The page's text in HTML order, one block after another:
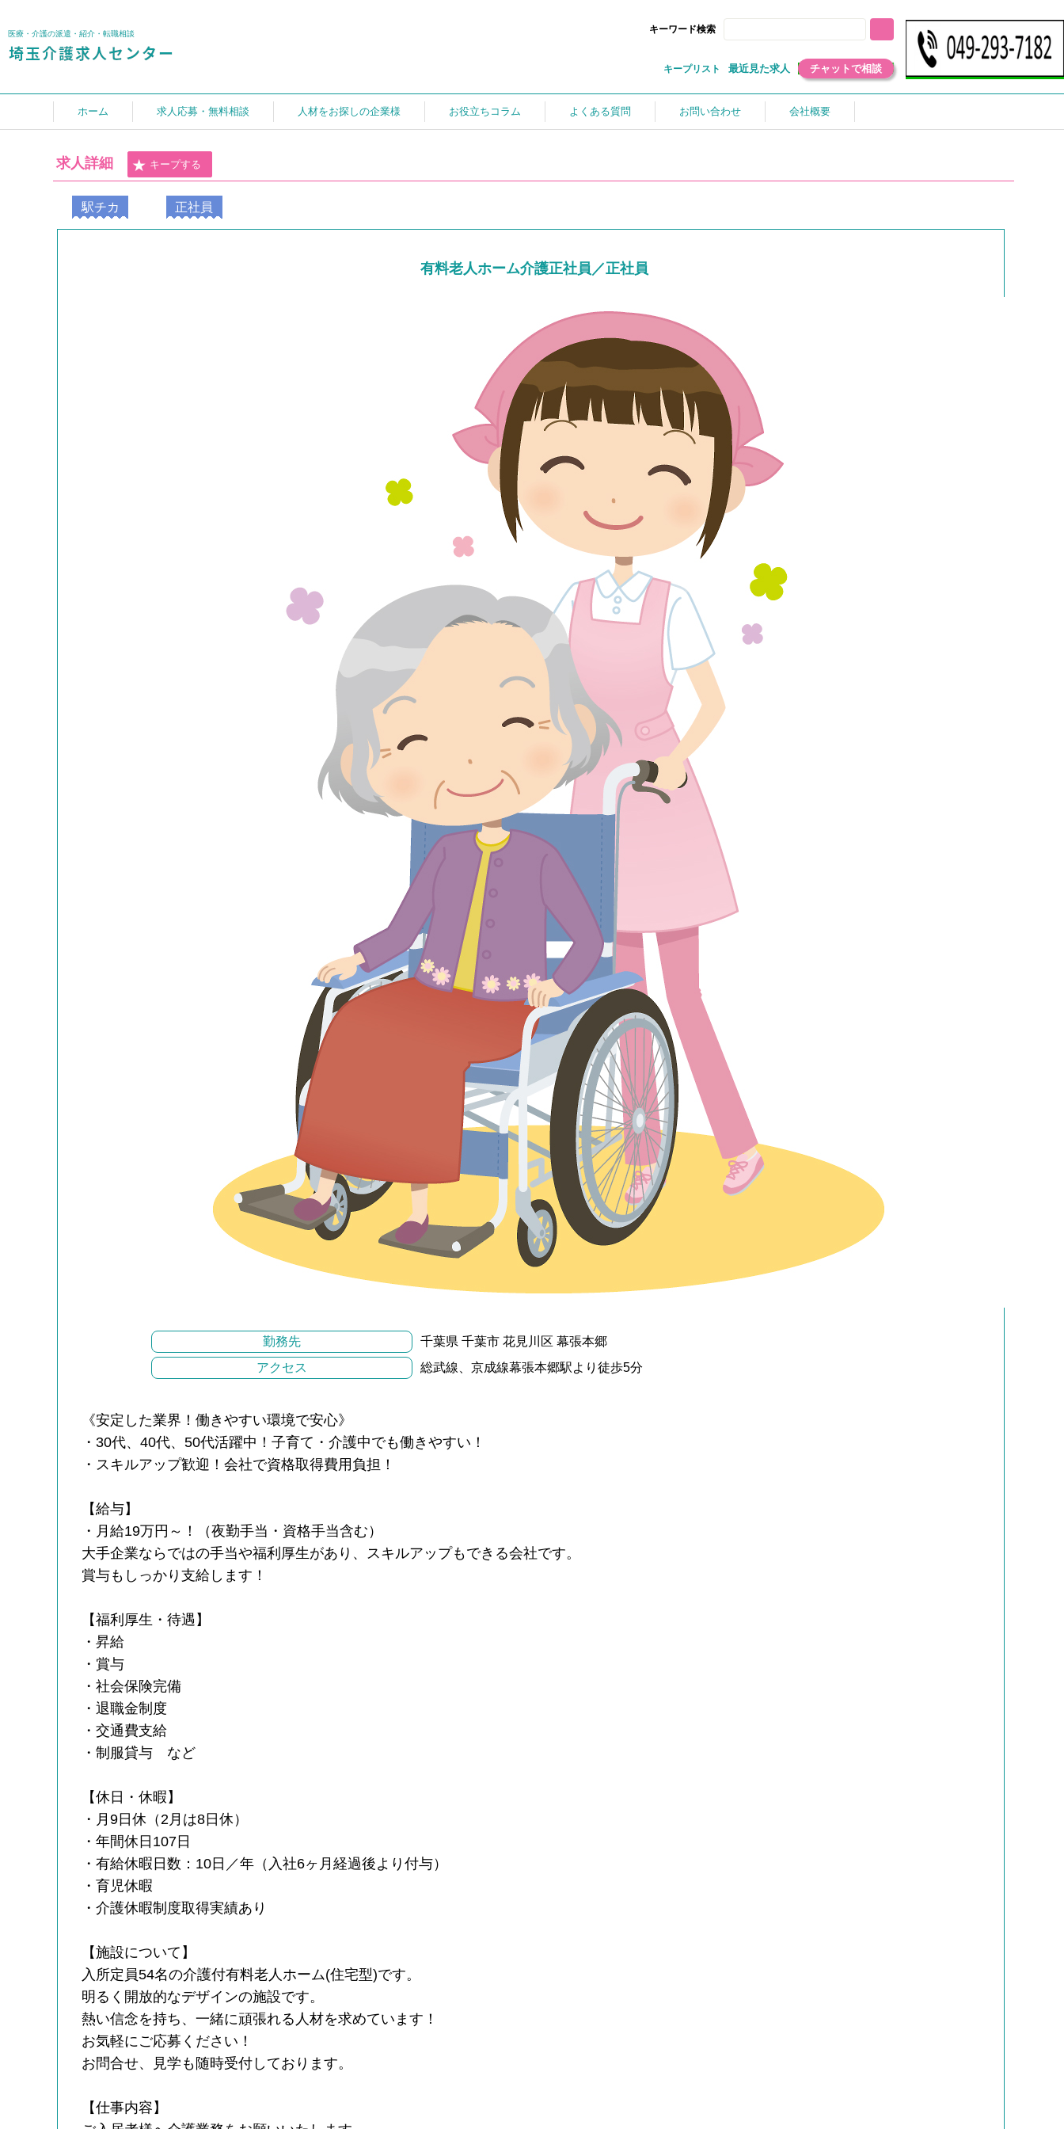
医療・介護の派遣・紹介・転職相談 キーワード検索
キープリスト 最近見た求人 チャットで相談
ホーム 求人応募・無料相談 人材をお探しの企業様 お役立ちコラム よくある質問 お問い合わせ 会社概要
求人詳細 キープする
駅チカ 正社員
有料老人ホーム介護正社員／正社員
勤務先
千葉県 千葉市 花見川区 幕張本郷
アクセス
総武線、京成線幕張本郷駅より徒歩5分
《安定した業界！働きやすい環境で安心》
・30代、40代、50代活躍中！子育て・介護中でも働きやすい！
・スキルアップ歓迎！会社で資格取得費用負担！
【給与】
・月給19万円～！（夜勤手当・資格手当含む）
大手企業ならではの手当や福利厚生があり、スキルアップもできる会社です。
賞与もしっかり支給します！
【福利厚生・待遇】
・昇給
・賞与
・社会保険完備
・退職金制度
・交通費支給
・制服貸与 など
【休日・休暇】
・月9日休（2月は8日休）
・年間休日107日
・有給休暇日数：10日／年（入社6ヶ月経過後より付与）
・育児休暇
・介護休暇制度取得実績あり
【施設について】
入所定員54名の介護付有料老人ホーム(住宅型)です。
明るく開放的なデザインの施設です。
熱い信念を持ち、一緒に頑張れる人材を求めています！
お気軽にご応募ください！
お問合せ、見学も随時受付しております。
【仕事内容】